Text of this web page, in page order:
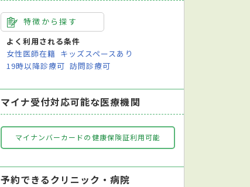
特徴から探す
よく利用される条件
女性医師在籍 キッズスペースあり
19時以降診療可 訪問診療可
マイナ受付対応可能な医療機関
マイナンバーカードの健康保険証利用可能
予約できるクリニック・病院